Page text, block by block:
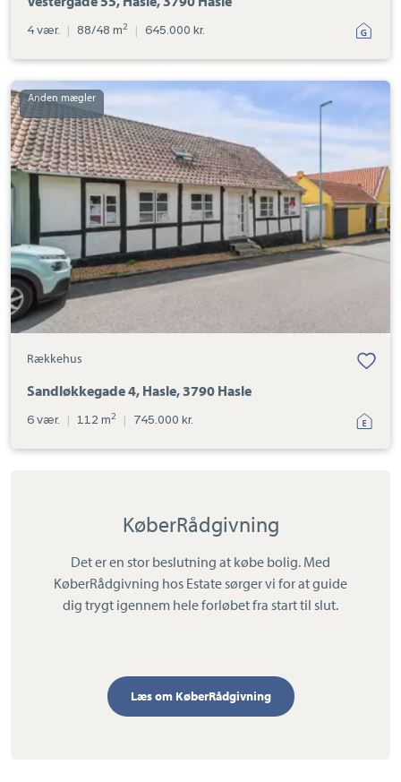
4 vær. | 88/48 m2 | 645.000 kr.
Rækkehus:
Sandløkkegade
4,
Hasle,
3790
Hasle
Rækkehus
Sandløkkegade 4, Hasle, 3790 Hasle
6 vær. | 112 m2 | 745.000 kr.
KøberRådgivning
Det er en stor beslutning at købe bolig. Med
KøberRådgivning hos Estate sørger vi for at guide
dig trygt igennem hele forløbet fra start til slut.
Læs om KøberRådgivning